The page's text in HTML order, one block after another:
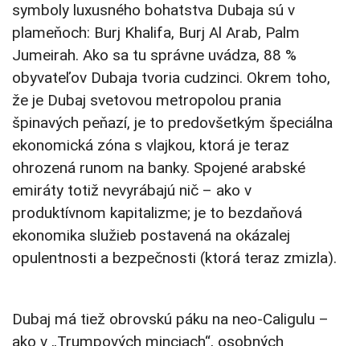
symboly luxusného bohatstva Dubaja sú v
plameňoch: Burj Khalifa, Burj Al Arab, Palm
Jumeirah. Ako sa tu správne uvádza, 88 %
obyvateľov Dubaja tvoria cudzinci. Okrem toho,
že je Dubaj svetovou metropolou prania
špinavých peňazí, je to predovšetkým špeciálna
ekonomická zóna s vlajkou, ktorá je teraz
ohrozená runom na banky. Spojené arabské
emiráty totiž nevyrábajú nič – ako v
produktívnom kapitalizme; je to bezdaňová
ekonomika služieb postavená na okázalej
opulentnosti a bezpečnosti (ktorá teraz zmizla).
Dubaj má tiež obrovskú páku na neo-Caligulu –
ako v „Trumpových minciach“, osobných